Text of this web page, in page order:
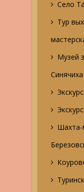
Село
Тур
Музей
Синячиха
Шахта-